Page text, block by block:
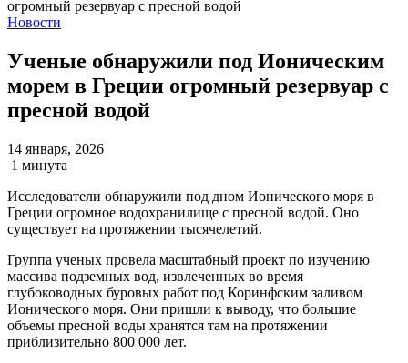
Новости
Ученые обнаружили под Ионическим
морем в Греции огромный резервуар с
пресной водой
14 января, 2026
1 минута
Исследователи обнаружили под дном Ионического моря в
Греции огромное водохранилище с пресной водой. Оно
существует на протяжении тысячелетий.
Группа ученых провела масштабный проект по изучению
массива подземных вод, извлеченных во время
глубоководных буровых работ под Коринфским заливом
Ионического моря. Они пришли к выводу, что большие
объемы пресной воды хранятся там на протяжении
приблизительно 800 000 лет.